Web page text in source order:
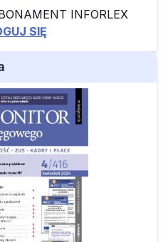
INFORLEX
SIĘ